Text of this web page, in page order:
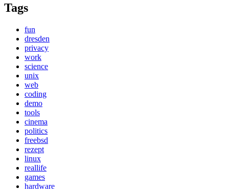
Tags
fun
dresden
privacy
work
science
unix
web
coding
demo
tools
cinema
politics
freebsd
rezept
linux
reallife
games
hardware